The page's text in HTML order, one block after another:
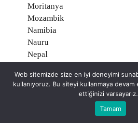
Moritanya
Mozambik
Namibia
Nauru
Nepal
Nijerya
Nikaragua
Web sitemizde size en iyi deneyimi
kullanıyoruz. Bu siteyi kullanmaya
ettiğinizi varsayarız.
Tamam